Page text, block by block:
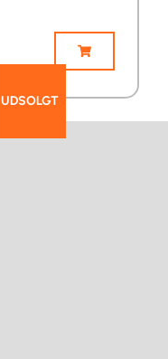
UDSOLGT